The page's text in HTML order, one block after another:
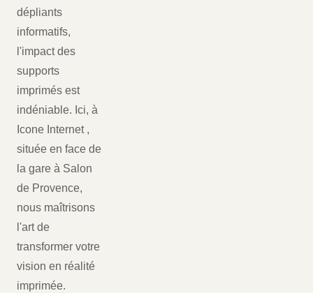
dépliants
informatifs,
l'impact des
supports
imprimés est
indéniable. Ici, à
Icone Internet ,
située en face de
la gare à Salon
de Provence,
nous maîtrisons
l'art de
transformer votre
vision en réalité
imprimée.